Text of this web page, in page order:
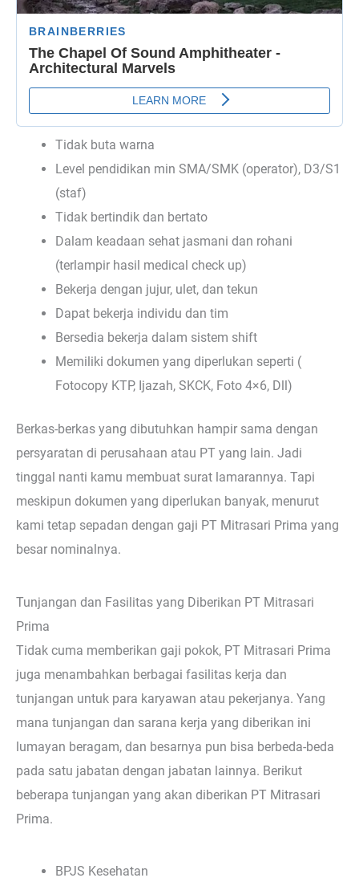
Tidak buta warna
Level pendidikan min SMA/SMK (operator), D3/S1
(staf)
Tidak bertindik dan bertato
Dalam keadaan sehat jasmani dan rohani
(terlampir hasil medical check up)
Bekerja dengan jujur, ulet, dan tekun
Dapat bekerja individu dan tim
Bersedia bekerja dalam sistem shift
Memiliki dokumen yang diperlukan seperti (
Fotocopy KTP, Ijazah, SKCK, Foto 4×6, Dll)
Berkas-berkas yang dibutuhkan hampir sama dengan
persyaratan di perusahaan atau PT yang lain. Jadi
tinggal nanti kamu membuat surat lamarannya. Tapi
meskipun dokumen yang diperlukan banyak, menurut
kami tetap sepadan dengan gaji PT Mitrasari Prima yang
besar nominalnya.
Tunjangan dan Fasilitas yang Diberikan PT Mitrasari
Prima
Tidak cuma memberikan gaji pokok, PT Mitrasari Prima
juga menambahkan berbagai fasilitas kerja dan
tunjangan untuk para karyawan atau pekerjanya. Yang
mana tunjangan dan sarana kerja yang diberikan ini
lumayan beragam, dan besarnya pun bisa berbeda-beda
pada satu jabatan dengan jabatan lainnya. Berikut
beberapa tunjangan yang akan diberikan PT Mitrasari
Prima.
BPJS Kesehatan